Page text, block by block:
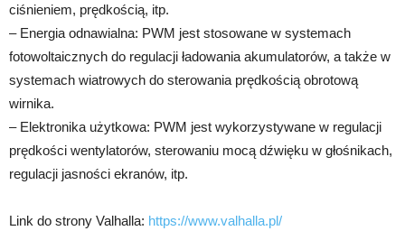
ciśnieniem, prędkością, itp.
– Energia odnawialna: PWM jest stosowane w systemach
fotowoltaicznych do regulacji ładowania akumulatorów, a także w
systemach wiatrowych do sterowania prędkością obrotową
wirnika.
– Elektronika użytkowa: PWM jest wykorzystywane w regulacji
prędkości wentylatorów, sterowaniu mocą dźwięku w głośnikach,
regulacji jasności ekranów, itp.
Link do strony Valhalla: https://www.valhalla.pl/